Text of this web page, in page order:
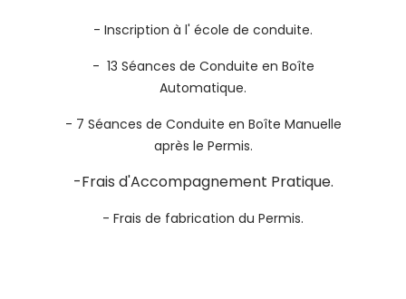
- Inscription à l' école de conduite.
- 13 Séances de Conduite en Boîte
Automatique.
- 7 Séances de Conduite en Boîte Manuelle
après le Permis.
-Frais d'Accompagnement Pratique.
- Frais de fabrication du Permis.